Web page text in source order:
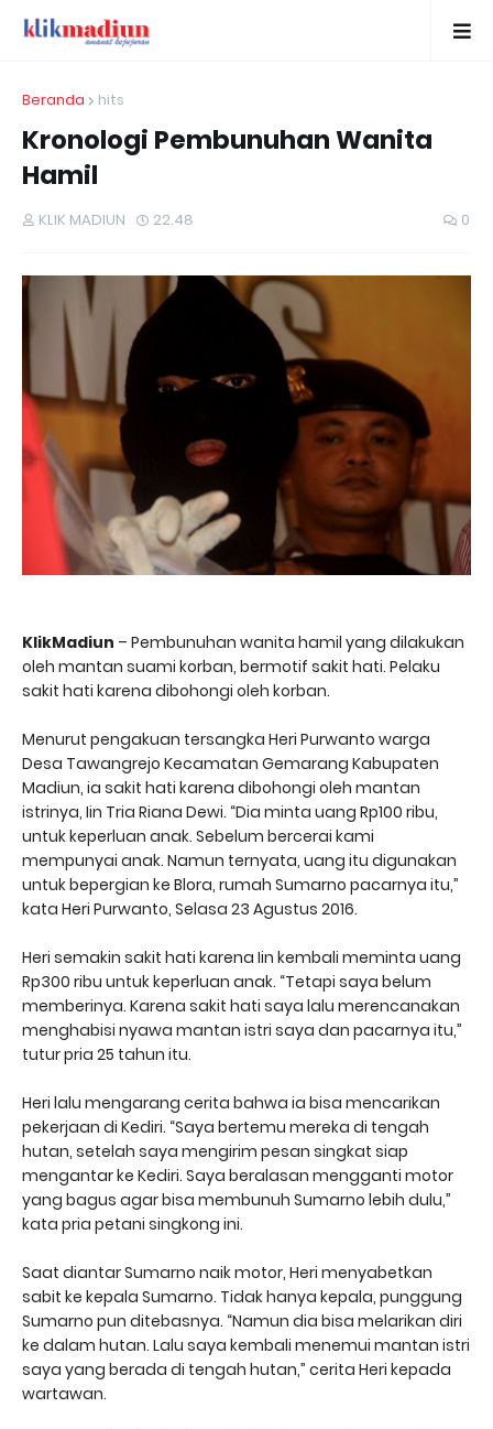
Beranda hits
Kronologi Pembunuhan Wanita
Hamil
KLIK MADIUN 22.48 0
KlikMadiun – Pembunuhan wanita hamil yang dilakukan
oleh mantan suami korban, bermotif sakit hati. Pelaku
sakit hati karena dibohongi oleh korban.
Menurut pengakuan tersangka Heri Purwanto warga
Desa Tawangrejo Kecamatan Gemarang Kabupaten
Madiun, ia sakit hati karena dibohongi oleh mantan
istrinya, Iin Tria Riana Dewi. “Dia minta uang Rp100 ribu,
untuk keperluan anak. Sebelum bercerai kami
mempunyai anak. Namun ternyata, uang itu digunakan
untuk bepergian ke Blora, rumah Sumarno pacarnya itu,”
kata Heri Purwanto, Selasa 23 Agustus 2016.
Heri semakin sakit hati karena Iin kembali meminta uang
Rp300 ribu untuk keperluan anak. “Tetapi saya belum
memberinya. Karena sakit hati saya lalu merencanakan
menghabisi nyawa mantan istri saya dan pacarnya itu,”
tutur pria 25 tahun itu.
Heri lalu mengarang cerita bahwa ia bisa mencarikan
pekerjaan di Kediri. “Saya bertemu mereka di tengah
hutan, setelah saya mengirim pesan singkat siap
mengantar ke Kediri. Saya beralasan mengganti motor
yang bagus agar bisa membunuh Sumarno lebih dulu,”
kata pria petani singkong ini.
Saat diantar Sumarno naik motor, Heri menyabetkan
sabit ke kepala Sumarno. Tidak hanya kepala, punggung
Sumarno pun ditebasnya. “Namun dia bisa melarikan diri
ke dalam hutan. Lalu saya kembali menemui mantan istri
saya yang berada di tengah hutan,” cerita Heri kepada
wartawan.